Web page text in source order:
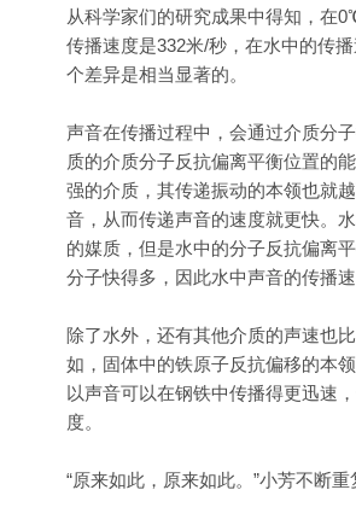
从科学家们的研究成果中得知，在
传播速度是332米/秒，在水中的传
个差异是相当显著的。
声音在传播过程中，会通过介质分
质的介质分子反抗偏离平衡位置的
强的介质，其传递振动的本领也就
音，从而传递声音的速度就更快。
的媒质，但是水中的分子反抗偏离
分子快得多，因此水中声音的传播速
除了水外，还有其他介质的声速也
如，固体中的铁原子反抗偏移的本
以声音可以在钢铁中传播得更迅速
度。
“原来如此，原来如此。”小芳不断重